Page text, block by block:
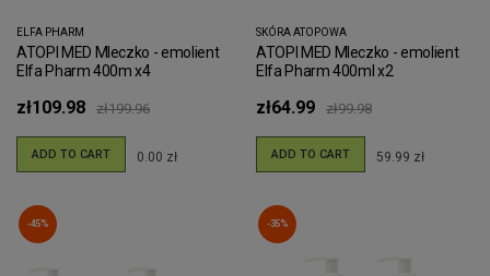
ELFA PHARM
ATOPI MED Mleczko - emolient
Elfa Pharm 400m x4
zł109.98 zł199.96
ADD TO CART 0.00 zł
SKÓRA ATOPOWA
ATOPI MED Mleczko - emolient
Elfa Pharm 400ml x2
zł64.99 zł99.98
ADD TO CART 59.99 zł
-45% -35%